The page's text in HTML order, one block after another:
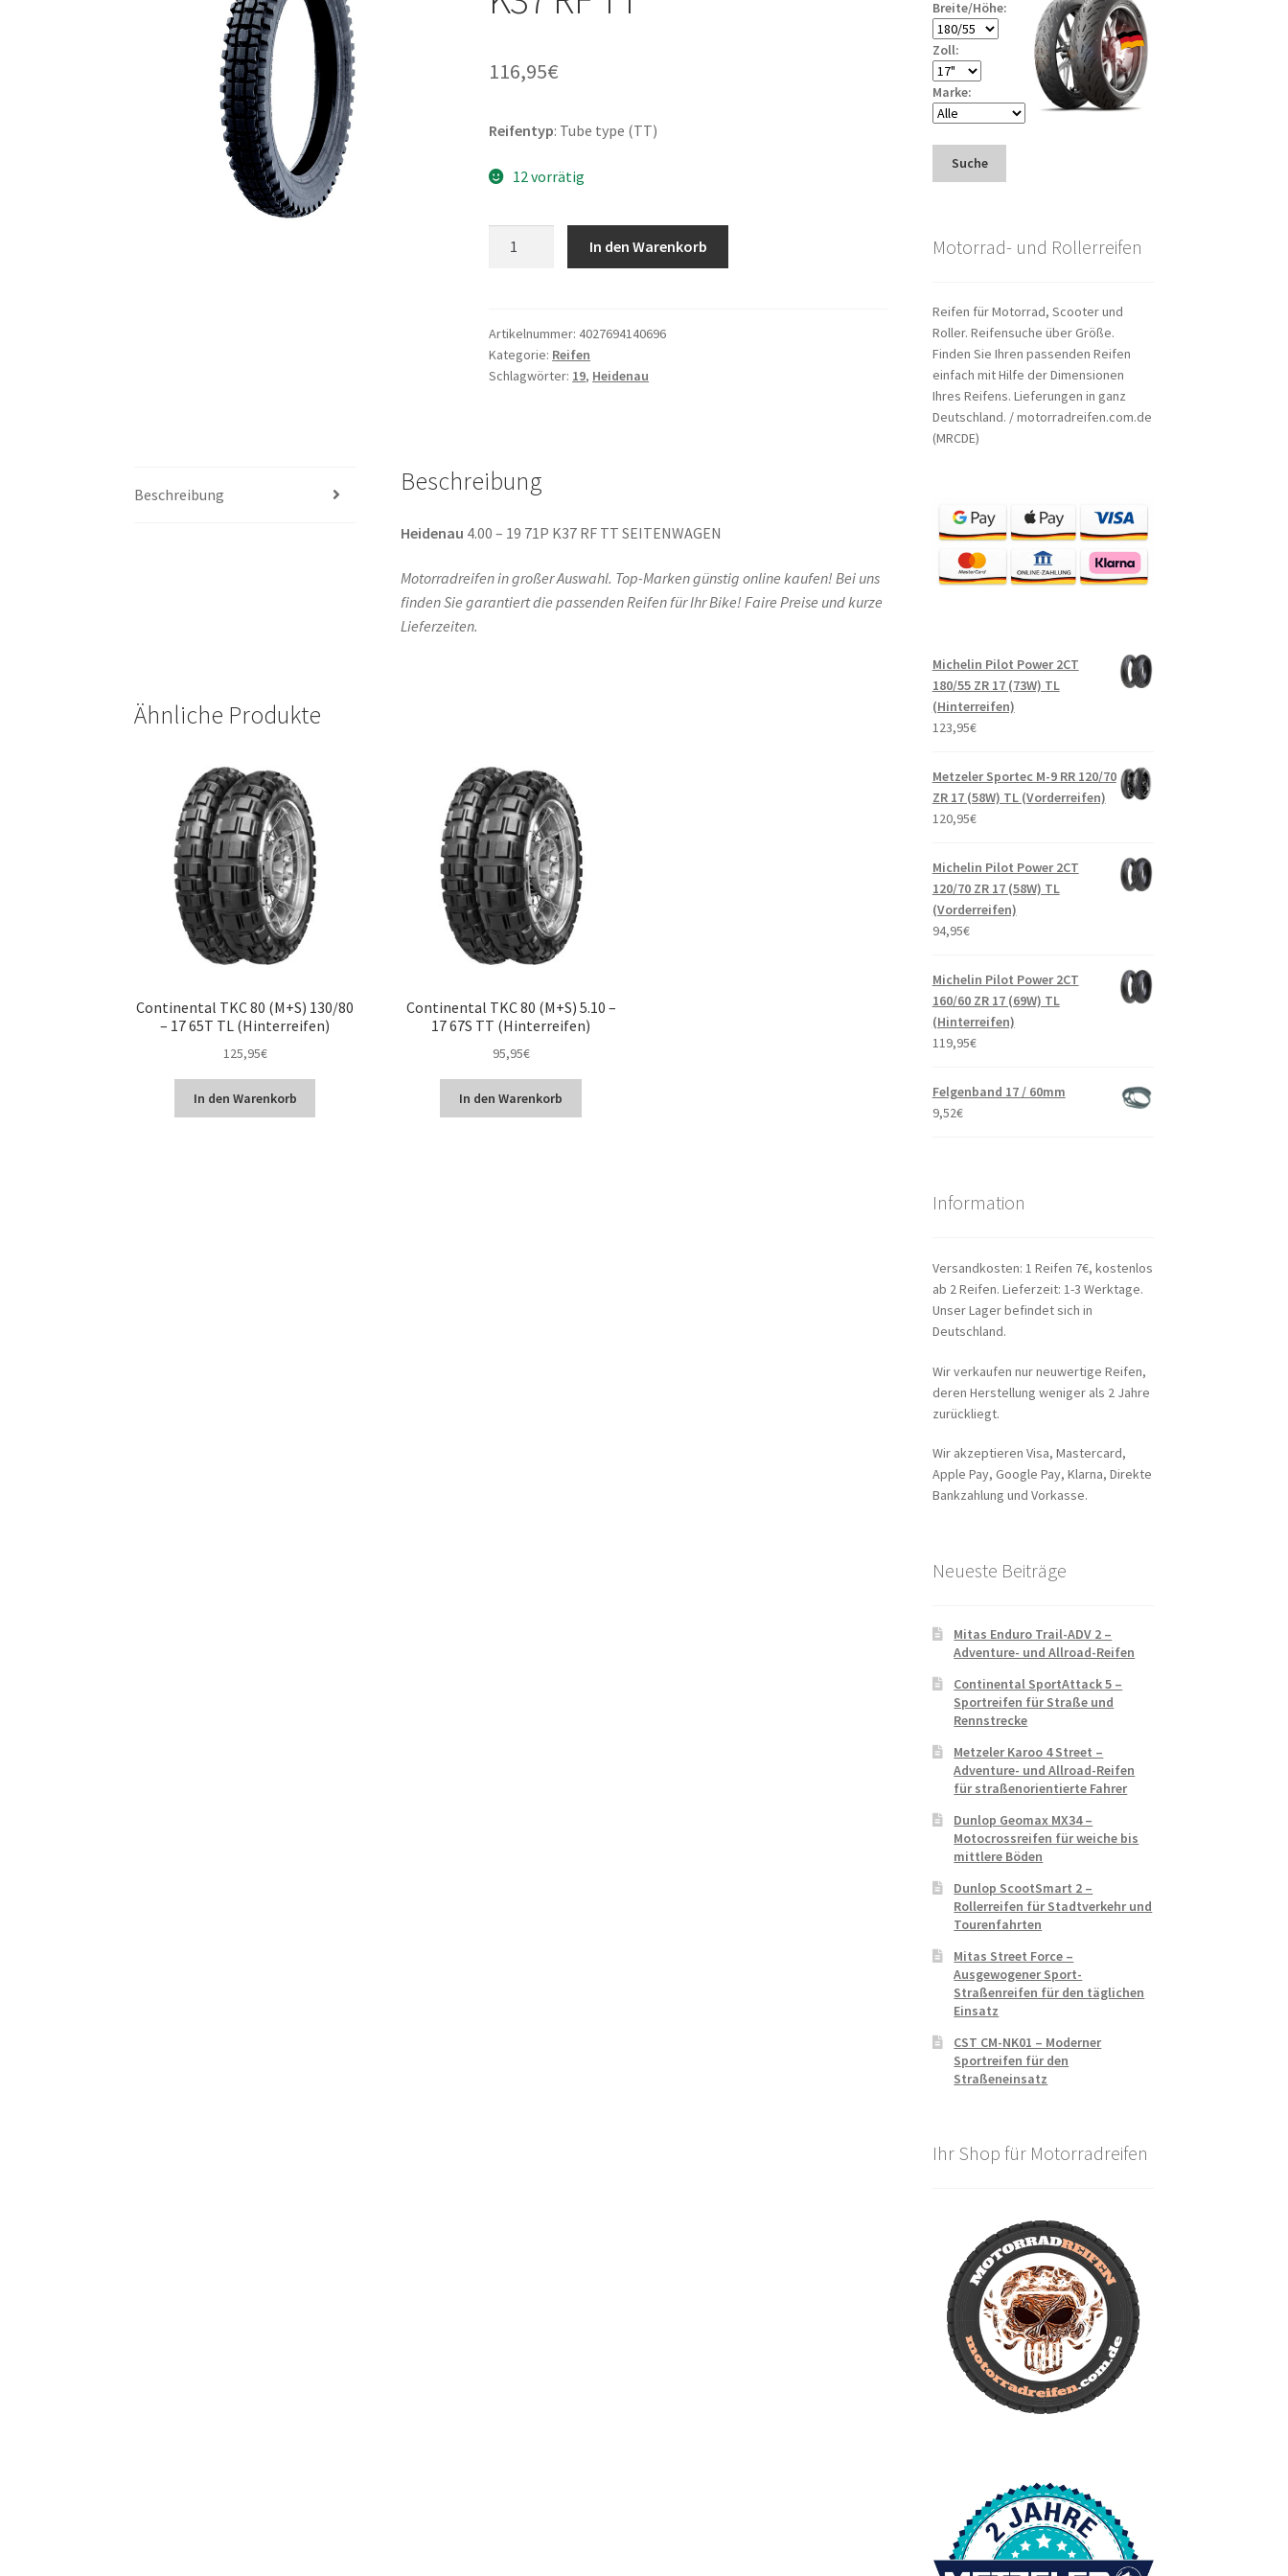
116,95€
Reifentyp: Tube type (TT)
12 vorrätig
71P
K37
RF
In den Warenkorb
Artikelnummer:4027694140696
Kategorie: Reifen
Schlagwörter: 19, Heidenau
Beschreibung Beschreibung
Heidenau 4.00 – 19 71P K37 RF TT SEITENWAGEN
Motorradreifen in großer Auswahl. Top-Marken günstig online kaufen! Bei uns
finden Sie garantiert die passenden Reifen für Ihr Bike! Faire Preise und kurze
Lieferzeiten.
Ähnliche Produkte
Continental TKC 80 (M+S) 130/80
– 17 65T TL (Hinterreifen)
125,95€
In den Warenkorb
Continental TKC 80 (M+S) 5.10 –
17 67S TT (Hinterreifen)
95,95€
In den Warenkorb
Breite/Höhe:
Zoll:
Marke:
Suche
Motorrad- und Rollerreifen
Reifen für Motorrad, Scooter und
Roller. Reifensuche über Größe.
Finden Sie Ihren passenden Reifen
einfach mit Hilfe der Dimensionen
Ihres Reifens. Lieferungen in ganz
Deutschland. / motorradreifen.com.de
(MRCDE)
Michelin Pilot Power 2CT
180/55 ZR 17 (73W) TL
(Hinterreifen)
123,95€
Metzeler Sportec M-9 RR 120/70
ZR 17 (58W) TL (Vorderreifen)
120,95€
Michelin Pilot Power 2CT
120/70 ZR 17 (58W) TL
(Vorderreifen)
94,95€
Michelin Pilot Power 2CT
160/60 ZR 17 (69W) TL
(Hinterreifen)
119,95€
Felgenband 17 / 60mm
9,52€
Information
Versandkosten: 1 Reifen 7€, kostenlos
ab 2 Reifen. Lieferzeit: 1-3 Werktage.
Unser Lager befindet sich in
Deutschland.
Wir verkaufen nur neuwertige Reifen,
deren Herstellung weniger als 2 Jahre
zurückliegt.
Wir akzeptieren Visa, Mastercard,
Apple Pay, Google Pay, Klarna, Direkte
Bankzahlung und Vorkasse.
Neueste Beiträge
Mitas Enduro Trail-ADV 2 –
Adventure- und Allroad-Reifen
Continental SportAttack 5 –
Sportreifen für Straße und
Rennstrecke
Metzeler Karoo 4 Street –
Adventure- und Allroad-Reifen
für straßenorientierte Fahrer
Dunlop Geomax MX34 –
Motocrossreifen für weiche bis
mittlere Böden
Dunlop ScootSmart 2 –
Rollerreifen für Stadtverkehr und
Tourenfahrten
Mitas Street Force –
Ausgewogener Sport-
Straßenreifen für den täglichen
Einsatz
CST CM-NK01 – Moderner
Sportreifen für den
Straßeneinsatz
Ihr Shop für Motorradreifen